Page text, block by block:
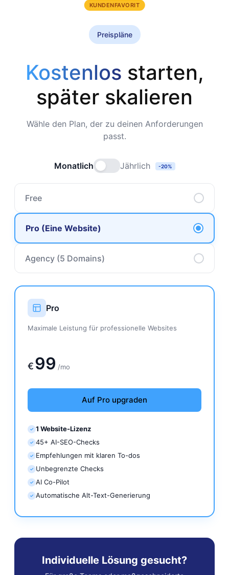
Preispläne
Kostenlos starten,
später skalieren
Wähle den Plan, der zu deinen Anforderungen
passt.
Monatlich Jährlich -20%
Free
Pro (Eine Website)
Agency (5 Domains)
KUNDENFAVORIT
Pro
Maximale Leistung für professionelle Websites
€99 /mo
Auf Pro upgraden
✓ 1 Website-Lizenz
✓ 45+ AI-SEO-Checks
✓ Empfehlungen mit klaren To-dos
✓ Unbegrenzte Checks
✓ AI Co-Pilot
✓ Automatische Alt-Text-Generierung
Individuelle Lösung gesucht?